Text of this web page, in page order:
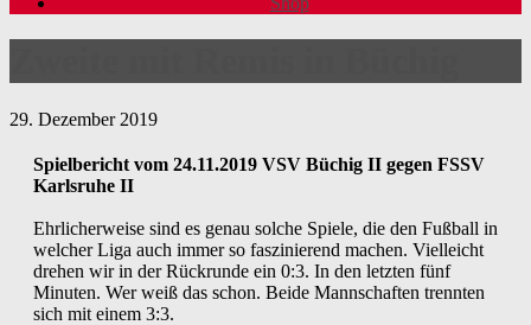
29. Dezember 2019
Spielbericht vom 24.11.2019 VSV Büchig II gegen FSSV
Karlsruhe II
Ehrlicherweise sind es genau solche Spiele, die den Fußball in
welcher Liga auch immer so faszinierend machen. Vielleicht
drehen wir in der Rückrunde ein 0:3. In den letzten fünf
Minuten. Wer weiß das schon. Beide Mannschaften trennten
sich mit einem 3:3.